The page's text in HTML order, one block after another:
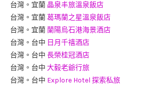
台灣。宜蘭 晶泉丰旅溫泉飯店
台灣。宜蘭葛瑪蘭之星溫泉飯店
台灣。宜蘭蘭陽烏石港海景酒店
台灣。台中 日月千禧酒店
台灣。台中 長榮桂冠酒店
台灣。台中 大毅老爺行旅
台灣。台中 Explore Hotel 探索私旅